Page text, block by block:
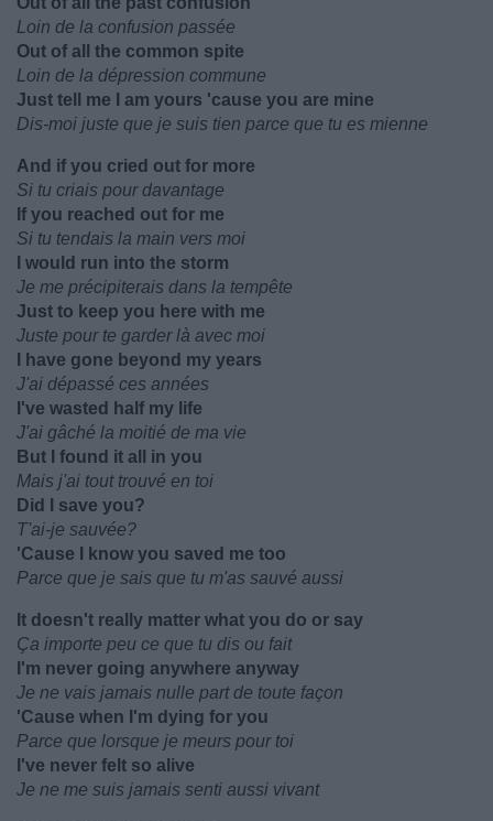
Loin de la confusion passée
Out of all the common spite
Loin de la dépression commune
Just tell me I am yours 'cause you are mine
Dis-moi juste que je suis tien parce que tu es mienne
And if you cried out for more
Si tu criais pour davantage
If you reached out for me
Si tu tendais la main vers moi
I would run into the storm
Je me précipiterais dans la tempête
Just to keep you here with me
Juste pour te garder là avec moi
I have gone beyond my years
J'ai dépassé ces années
I've wasted half my life
J'ai gâché la moitié de ma vie
But I found it all in you
Mais j'ai tout trouvé en toi
Did I save you?
T'ai-je sauvée?
'Cause I know you saved me too
Parce que je sais que tu m'as sauvé aussi
It doesn't really matter what you do or say
Ça importe peu ce que tu dis ou fait
I'm never going anywhere anyway
Je ne vais jamais nulle part de toute façon
'Cause when I'm dying for you
Parce que lorsque je meurs pour toi
I've never felt so alive
Je ne me suis jamais senti aussi vivant